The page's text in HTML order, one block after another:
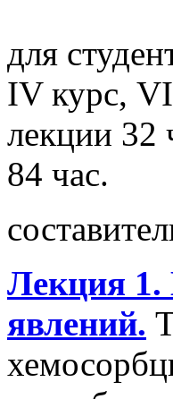
для
IV курс,
лекции 32
84 час.
Лекция 1.
явлений.